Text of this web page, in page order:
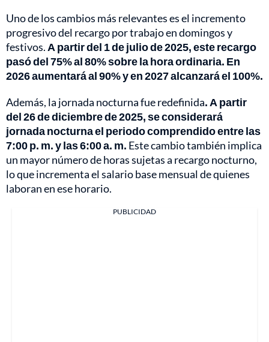
Uno de los cambios más relevantes es el incremento
progresivo del recargo por trabajo en domingos y
festivos. A partir del 1 de julio de 2025, este recargo
pasó del 75% al 80% sobre la hora ordinaria. En
2026 aumentará al 90% y en 2027 alcanzará el 100%.
Además, la jornada nocturna fue redefinida. A partir
del 26 de diciembre de 2025, se considerará
jornada nocturna el periodo comprendido entre las
7:00 p. m. y las 6:00 a. m. Este cambio también implica
un mayor número de horas sujetas a recargo nocturno,
lo que incrementa el salario base mensual de quienes
laboran en ese horario.
PUBLICIDAD